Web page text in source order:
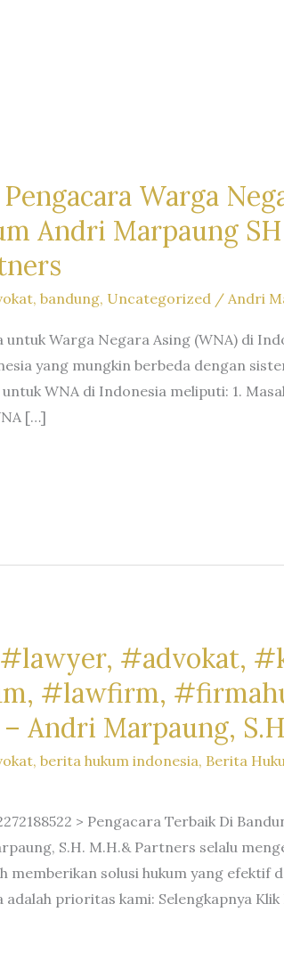
Pengacara Warga
Andri Marpaung
, bandung, Uncategorized/ Andri
untuk Warga Negara Asing (WNA) di
yang mungkin berbeda dengan
WNA di Indonesia meliputi: 1.
[…]
#advokat,
#lawfirm,
Andri Marpaung,
, berita hukum indonesia, Berita
> Pengacara Terbaik Di
S.H. M.H.& Partners selalu
memberikan solusi hukum yang efektif
adalah prioritas kami: Selengkapnya